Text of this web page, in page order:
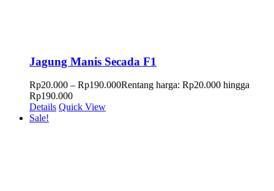
Jagung Manis Secada F1
Rp20.000 – Rp190.000Rentang harga: Rp20.000 hingga
Rp190.000
Details Quick View
Sale!